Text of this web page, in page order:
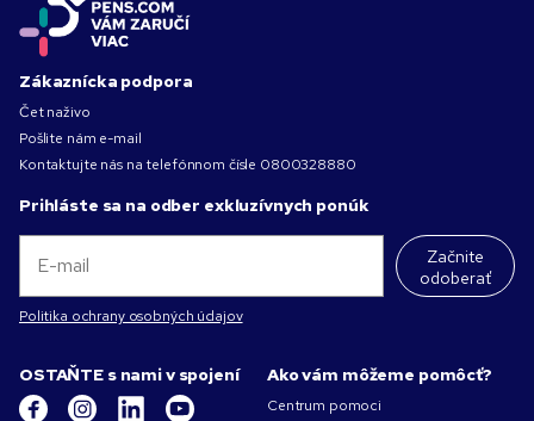
Zákaznícka podpora
Čet naživo
Pošlite nám e-mail
Kontaktujte nás na telefónnom čísle 0800328880
Prihláste sa na odber exkluzívnych ponúk
Začnite
odoberať
Politika ochrany osobných údajov
OSTAŇTE s nami v spojení Ako vám môžeme pomôcť?
Centrum pomoci